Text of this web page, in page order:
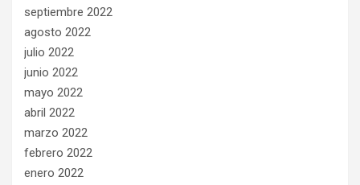
septiembre 2022
agosto 2022
julio 2022
junio 2022
mayo 2022
abril 2022
marzo 2022
febrero 2022
enero 2022